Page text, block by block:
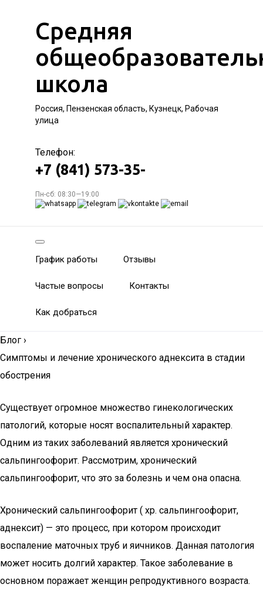
Средняя
школа
Россия, Пензенская область, Кузнецк, Рабочая
улица
Телефон:
+7 (841) 573-35-
Пн-сб: 08:30—19:00
График работы Отзывы
Частые вопросы Контакты
Как добраться
Блог ›
Симптомы и лечение хронического аднексита в стадии
обострения
Существует огромное множество гинекологических
патологий, которые носят воспалительный характер.
Одним из таких заболеваний является хронический
сальпингоофорит. Рассмотрим, хронический
сальпингоофорит, что это за болезнь и чем она опасна.
Хронический сальпингоофорит ( хр. сальпингоофорит,
аднексит) — это процесс, при котором происходит
воспаление маточных труб и яичников. Данная патология
может носить долгий характер. Такое заболевание в
основном поражает женщин репродуктивного возраста.